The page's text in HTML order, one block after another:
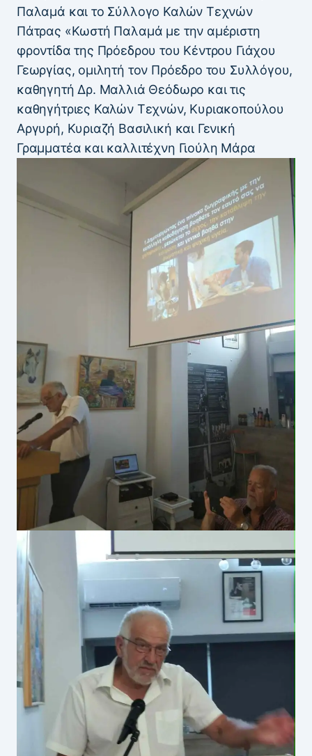
Παλαμά και το Σύλλογο Καλών Τεχνών
Πάτρας «Κωστή Παλαμά με την αμέριστη
φροντίδα της Πρόεδρου του Κέντρου Γιάχου
Γεωργίας, ομιλητή τον Πρόεδρο του Συλλόγου,
καθηγητή Δρ. Μαλλιά Θεόδωρο και τις
καθηγήτριες Καλών Τεχνών, Κυριακοπούλου
Αργυρή, Κυριαζή Βασιλική και Γενική
Γραμματέα και καλλιτέχνη Γιούλη Μάρα